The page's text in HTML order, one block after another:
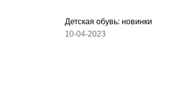
Детская обувь: новинки
10-04-2023